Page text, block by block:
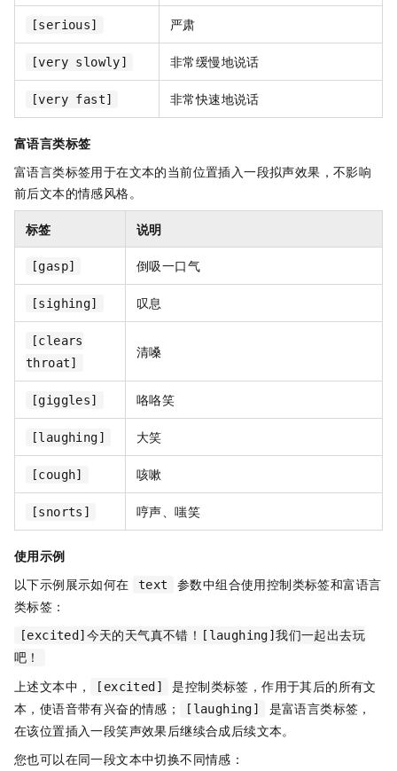
[serious] 严肃
[very slowly] 非常缓慢地说话
[very fast] 非常快速地说话
富语言类标签
富语言类标签用于在文本的当前位置插入一段拟声效果，不影响
前后文本的情感风格。
标签 说明
[gasp] 倒吸一口气
[sighing] 叹息
[clears
throat]
清嗓
[giggles] 咯咯笑
[laughing] 大笑
[cough] 咳嗽
[snorts] 哼声、嗤笑
使用示例
以下示例展示如何在
text
参数中组合使用控制类标签和富语言
类标签：
[excited]今天的天气真不错！[laughing]我们一起出去玩
吧！
上述文本中， [excited]
是控制类标签，作用于其后的所有文
本，使语音带有兴奋的情感；
[laughing]
是富语言类标签，
在该位置插入一段笑声效果后继续合成后续文本。
您也可以在同一段文本中切换不同情感：